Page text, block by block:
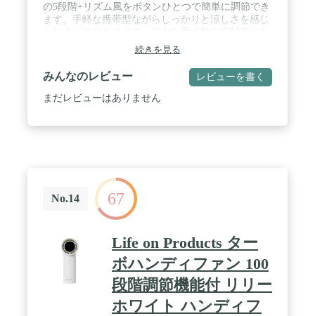
の5段階+リズム風をボタンひとつで簡単に調節でき
ます。手軽な携帯型ながらしっかりと涼しさを感じ
効果的です。 / 【より使いやすく進化！】2025年モ
デルはスイッチオンの動作を長押しに変更。バッグ
にそのまま入れても誤作動を防ぎ、安全に持ち運べ
る仕様になりました。 / 【強力な5段階の風+リズム
風】風量は弱～強モードの5段階+リズム風をボタン
を採用しています。充電池使用の場合は約4時間で
充電完了。風力「最大」で約2時間、「微弱」なら
たっぷり9時間の連続運転が可能です。 / 【持ち運
びに便利なストラップ付き】付属の専用充電スタン
ドを使えば手がふさがっている時も安心。ストラッ
プホールが3か所あるのでネックストラップ（別売
り）をセットして首に掛けて持ち歩くことも可能。
/ 【サイズ】W10.3×D3.7×H21.8cm、重量：180g /
【注意事項】■付属品:専用充電スタンド、充電用
USBケーブル、ハンドストラップ ■入力:DC5V
1600mA（USB充電式） ■充電電池:リチウムイオン
続きを見る
みんなのレビュー レビューを書く
まだレビューはありません
No.14 67
Life on Products ター
ボハンディファン 100
段階調節機能付 リリー
ホワイト ハンディフ